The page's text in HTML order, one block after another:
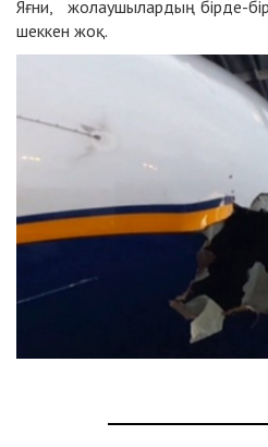
Яғни, жолаушылардың бірде-
шеккен жоқ.